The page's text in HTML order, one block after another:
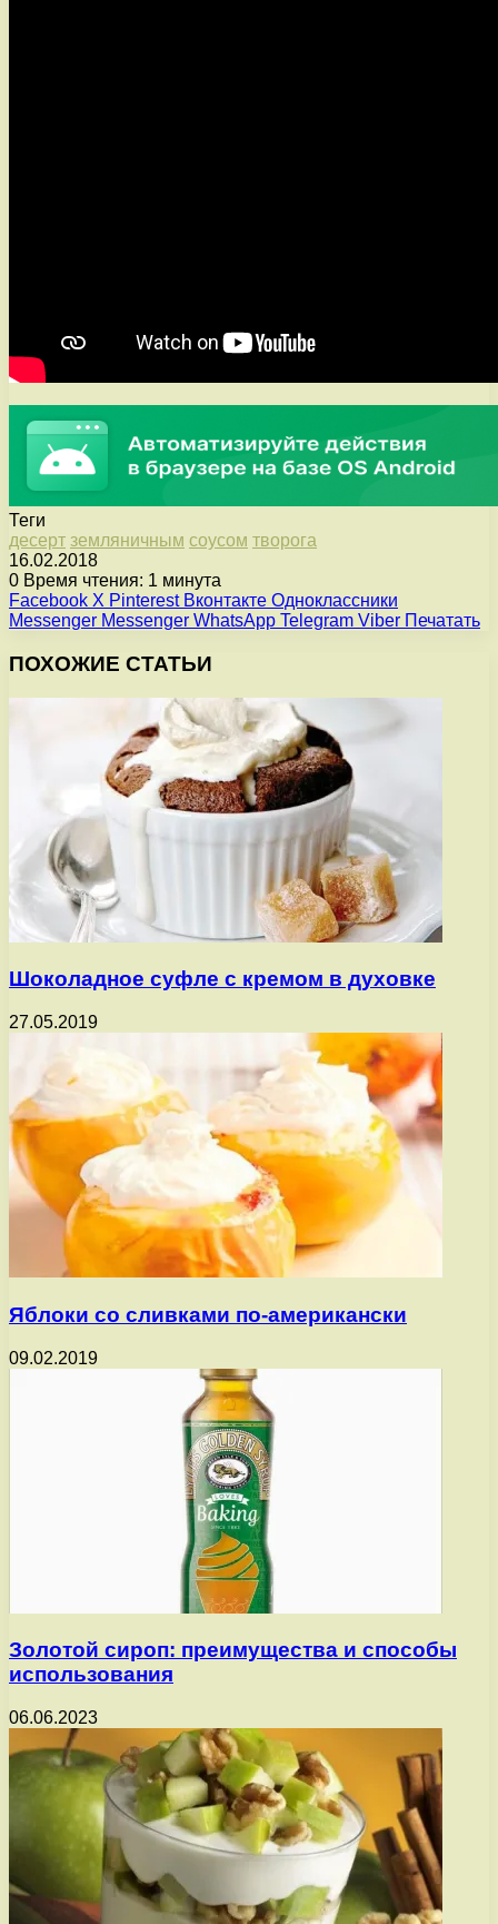
Теги
десерт земляничным соусом творога
16.02.2018
0 Время чтения: 1 минута
Facebook X Pinterest Вконтакте Одноклассники
Messenger Messenger WhatsApp Telegram Viber Печатать
ПОХОЖИЕ СТАТЬИ
Шоколадное суфле с кремом в духовке
27.05.2019
Яблоки со сливками по-американски
09.02.2019
Золотой сироп: преимущества и способы
использования
06.06.2023